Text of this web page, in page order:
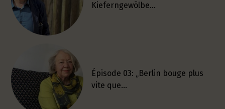
Kieferngewölbe…
Épisode 03: „Berlin bouge plus
vite que…